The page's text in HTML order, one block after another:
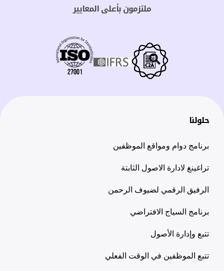
ملتزمون بأعلى المعايير
حلولنا
برنامج دوام ومواقع الموظفين
تراغينغ لادارة الاصول الثابتة
الرفيق الرقمي لضيوف الرحمن
برنامج السياج الافتراضي
تتبع وإدارة الأصول
تتبع الموظفين في الوقت الفعلي